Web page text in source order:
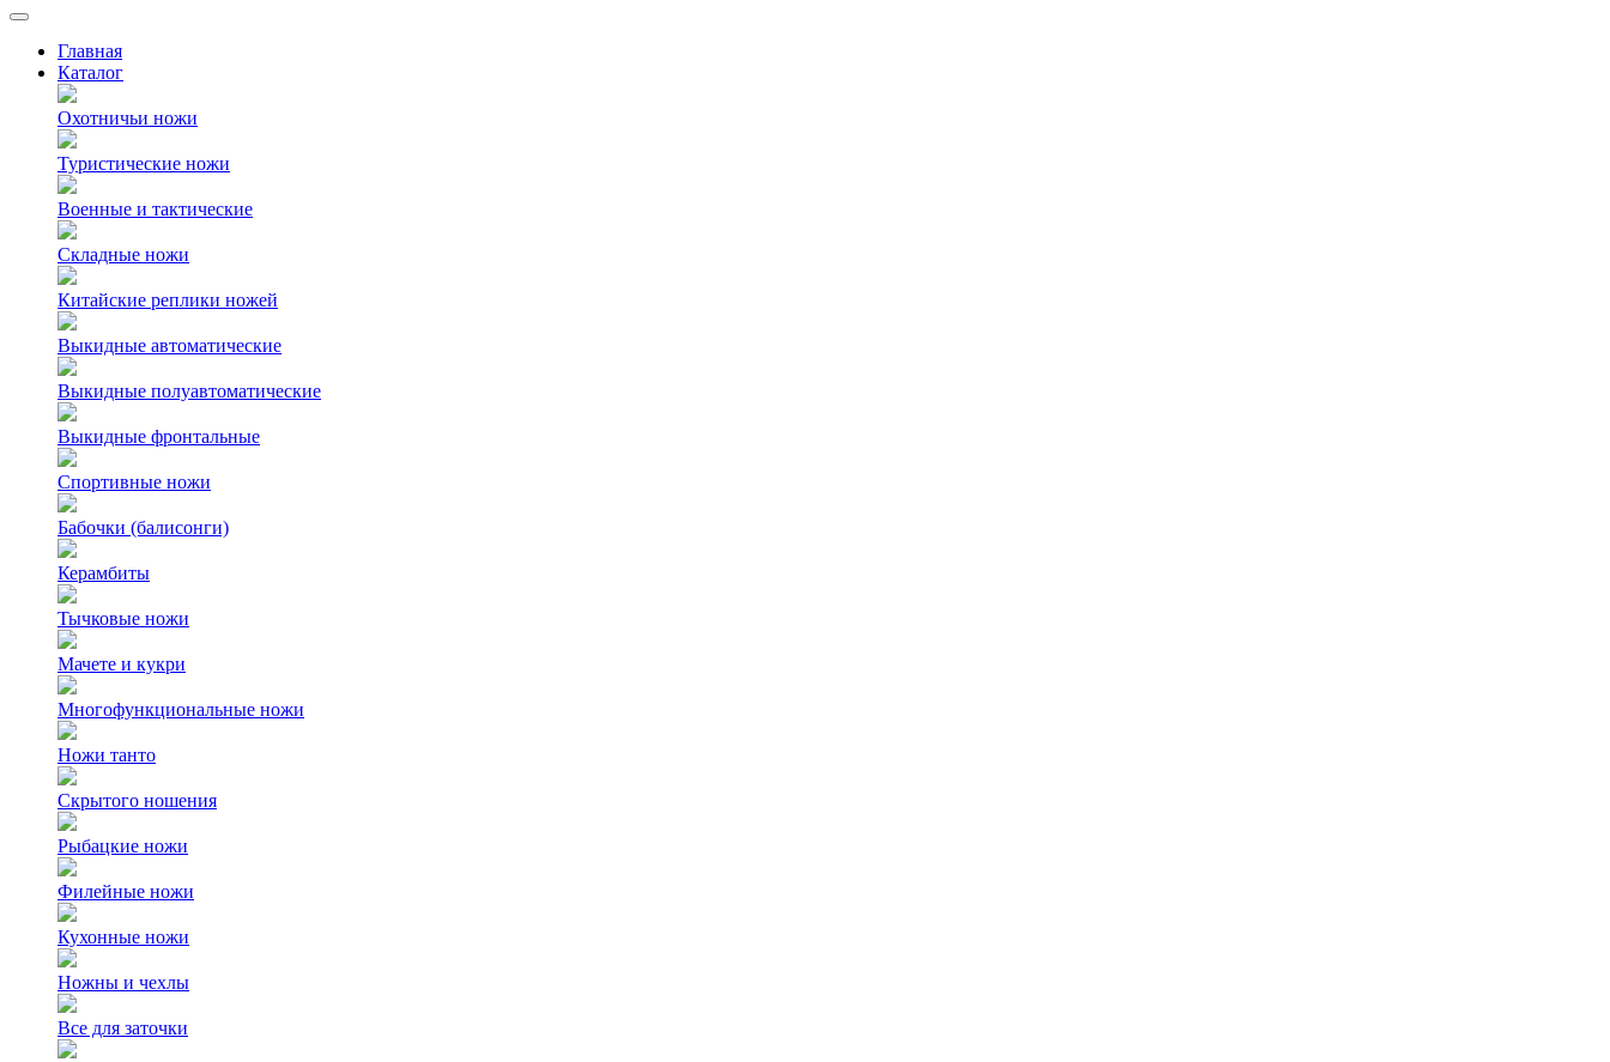
Главная
Каталог
Охотничьи ножи
Туристические ножи
Военные и тактические
Складные ножи
Китайские реплики ножей
Выкидные автоматические
Выкидные полуавтоматические
Выкидные фронтальные
Спортивные ножи
Бабочки (балисонги)
Керамбиты
Тычковые ножи
Мачете и кукри
Многофункциональные ножи
Ножи танто
Скрытого ношения
Рыбацкие ножи
Филейные ножи
Кухонные ножи
Ножны и чехлы
Все для заточки